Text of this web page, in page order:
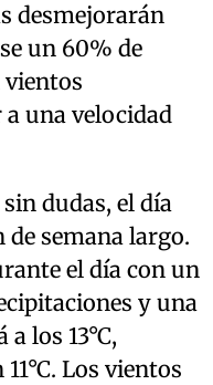
desmejorarán
un 60% de
una velocidad
sin dudas, el día
semana largo.
el día con un
y una
los 13°C,
Los vientos